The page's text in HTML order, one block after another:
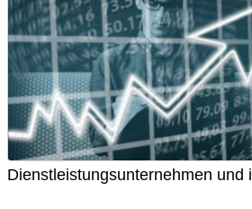
Dienstleistungsunternehmen und